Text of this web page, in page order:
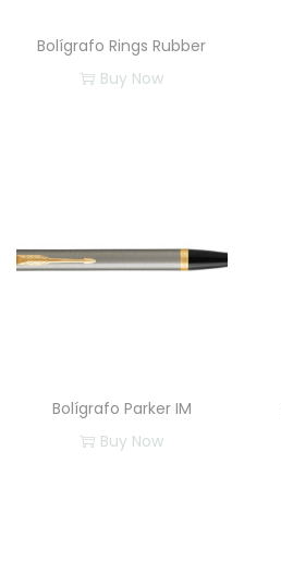
Bolígrafo Rings Rubber
Buy Now
Bolígrafo Parker IM
Buy Now